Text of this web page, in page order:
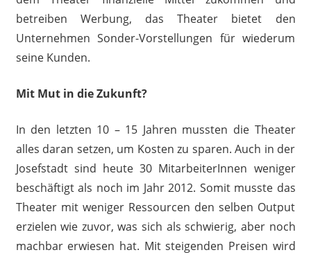
betreiben Werbung, das Theater bietet den
Unternehmen Sonder-Vorstellungen für wiederum
seine Kunden.
Mit Mut in die Zukunft?
In den letzten 10 – 15 Jahren mussten die Theater
alles daran setzen, um Kosten zu sparen. Auch in der
Josefstadt sind heute 30 MitarbeiterInnen weniger
beschäftigt als noch im Jahr 2012. Somit musste das
Theater mit weniger Ressourcen den selben Output
erzielen wie zuvor, was sich als schwierig, aber noch
machbar erwiesen hat. Mit steigenden Preisen wird